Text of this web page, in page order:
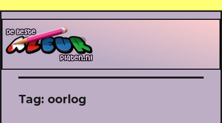
De Beste Kleurplaten
Tag: oorlog